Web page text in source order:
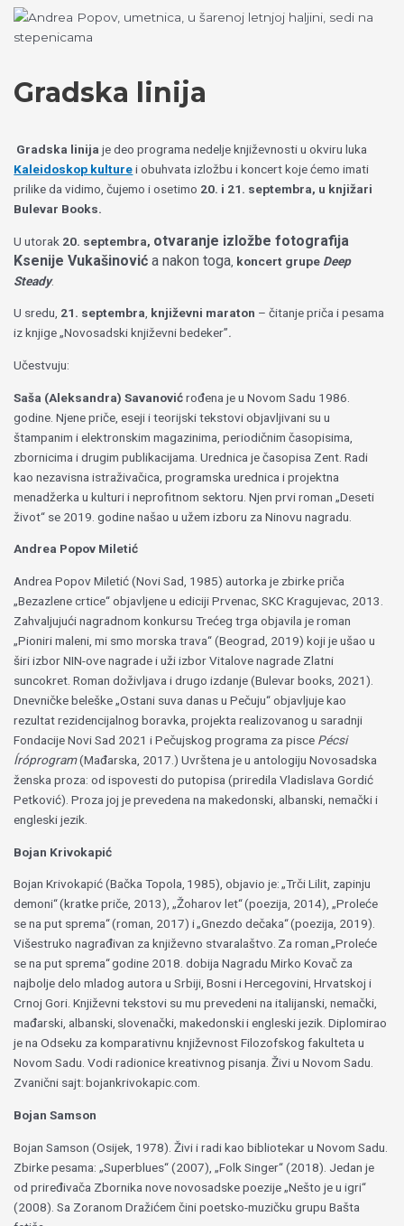
Пређи
садржај
Gradska linija
Gradska linijaje deo programa nedelje književnosti u okviru luka
Kaleidoskop kulturei obuhvata izložbu i koncert koje ćemo imati
prilike da vidimo, čujemo i osetimo 20. i 21. septembra, u knjižari
Bulevar Books.
U utorak 20. septembra, otvaranje izložbe fotografija
Ksenije Vukašinović a nakon toga koncert grupe Deep
Steady.
U sredu, 21. septembra, književni maraton – čitanje priča i pesama
iz knjige „Novosadski književni bedeker”.
Učestvuju:
Saša (Aleksandra) Savanovićrođena je u Novom Sadu 1986.
godine. Njene priče, eseji i teorijski tekstovi objavljivani su u
štampanim i elektronskim magazinima, periodičnim časopisima,
zbornicima i drugim publikacijama. Urednica je časopisa Zent. Radi
kao nezavisna istraživačica, programska urednica i projektna
menadžerka u kulturi i neprofitnom sektoru. Njen prvi roman„Deseti
život“ se 2019. godine našao u užem izboru za Ninovu nagradu.
Andrea Popov Miletić
Andrea Popov Miletić (Novi Sad, 1985) autorka je zbirke priča
„Bezazlene crtice“ objavljene u ediciji Prvenac, SKC Kragujevac, 2013.
Zahvaljujući nagradnom konkursu Trećeg trga objavila je roman
„Pioniri maleni, mi smo morska trava“ (Beograd, 2019) koji je ušao u
širi izbor NIN-ove nagrade i uži izbor Vitalove nagrade Zlatni
suncokret. Roman doživljava i drugo izdanje (Bulevar books, 2021).
Dnevničke beleške„Ostani suva danas u Pečuju“ objavljuje kao
rezultat rezidencijalnog boravka, projekta realizovanog u saradnji
Fondacije Novi Sad 2021 i Pečujskog programa za pisce Pécsi
Íróprogram(Mađarska, 2017.) Uvrštena je u antologiju Novosadska
ženska proza: od ispovesti do putopisa (priredila Vladislava Gordić
Petković). Proza joj je prevedena na makedonski, albanski, nemački i
engleski jezik.
Bojan Krivokapić
Bojan Krivokapić (Bačka Topola, 1985), objavio je:„Trči Lilit, zapinju
demoni“ (kratke priče, 2013),„Žoharov let“ (poezija, 2014),„Proleće
se na put sprema“ (roman, 2017) i„Gnezdo dečaka“ (poezija, 2019).
Višestruko nagrađivan za književno stvaralaštvo. Za roman„Proleće
se na put sprema“ godine 2018. dobija Nagradu Mirko Kovač za
najbolje delo mladog autora u Srbiji, Bosni i Hercegovini, Hrvatskoj i
Crnoj Gori. Književni tekstovi su mu prevedeni na italijanski, nemački,
mađarski, albanski, slovenački, makedonski i engleski jezik. Diplomirao
je na Odseku za komparativnu književnost Filozofskog fakulteta u
Novom Sadu. Vodi radionice kreativnog pisanja. Živi u Novom Sadu.
Zvanični sajt: bojankrivokapic.com.
Bojan Samson
Bojan Samson (Osijek, 1978). Živi i radi kao bibliotekar u Novom Sadu.
Zbirke pesama: „Superblues“ (2007), „Folk Singer“ (2018). Jedan je
od priređivača Zbornika nove novosadske poezije „Nešto je u igri“
(2008). Sa Zoranom Dražićem čini poetsko-muzičku grupu Bašta
Izaberite